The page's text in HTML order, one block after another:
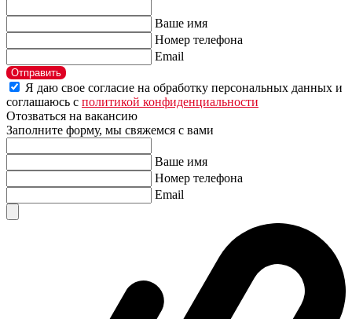
Ваше имя
Номер телефона
Email
Отправить
Я даю свое согласие на обработку персональных данных и
соглашаюсь с политикой конфиденциальности
Отозваться на вакансию
Заполните форму, мы свяжемся с вами
Ваше имя
Номер телефона
Email